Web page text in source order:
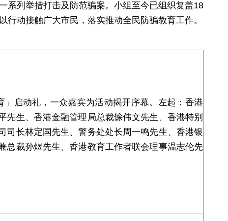
系列举措打击及防范骗案。小组至今已组织复盖18
动接触广大市民，落实推动全民防骗教育工作。
启动礼，一众嘉宾为活动揭开序幕。左起：香港
先生、香港金融管理局总裁馀伟文先生、香港特别
司长林定国先生、警务处处长周一鸣先生、香港银
总裁孙煜先生、香港教育工作者联会理事温志伦先